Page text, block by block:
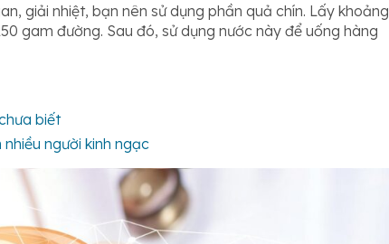
giải nhiệt, bạn nên sử dụng phần quả chín. Lấy khoảng
gam đường. Sau đó, sử dụng nước này để uống hàng
biết
người kinh ngạc